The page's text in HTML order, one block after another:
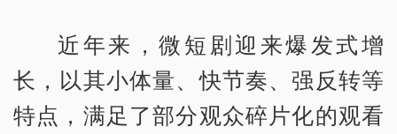
近年来，微短剧迎来爆发式增
长，以其小体量、快节奏、强反转等
特点，满足了部分观众碎片化的观看